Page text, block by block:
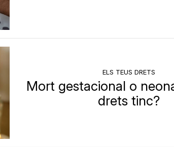
ELS TEUS DRETS
Mort gestacional o
drets tinc?